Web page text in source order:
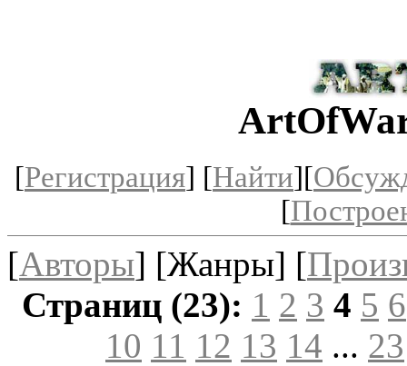
[Регистрация] [Найти][
[
[Авторы] [Жанры] [
Страниц (23): 1 2 3 4 5 6
10 11 12 13 14 ... 23